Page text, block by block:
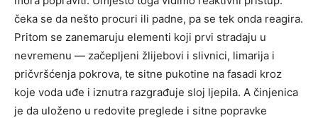
čeka se da nešto procuri ili padne, pa se tek onda reagira.
Pritom se zanemaruju elementi koji prvi stradaju u
nevremenu — začepljeni žlijebovi i slivnici, limarija i
pričvršćenja pokrova, te sitne pukotine na fasadi kroz
koje voda uđe i iznutra razgrađuje sloj ljepila. A činjenica
je da uloženo u redovite preglede i sitne popravke